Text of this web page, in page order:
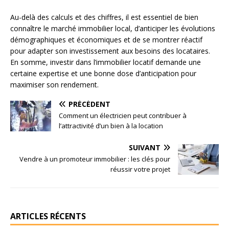
Au-delà des calculs et des chiffres, il est essentiel de bien
connaître le marché immobilier local, d’anticiper les évolutions
démographiques et économiques et de se montrer réactif
pour adapter son investissement aux besoins des locataires.
En somme, investir dans l’immobilier locatif demande une
certaine expertise et une bonne dose d’anticipation pour
maximiser son rendement.
PRÉCÉDENT
Comment un électricien peut contribuer à
l’attractivité d’un bien à la location
SUIVANT
Vendre à un promoteur immobilier : les clés pour
réussir votre projet
ARTICLES RÉCENTS